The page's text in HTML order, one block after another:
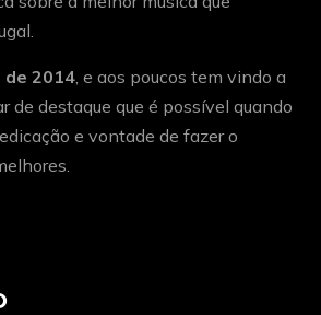
de 2014 , e aos poucos tem vindo a
de destaque que é possível quando
e vontade de fazer o